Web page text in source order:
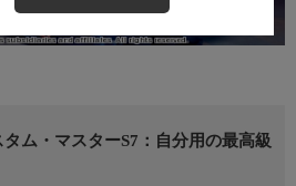
タム・マスターS7：自分用の最高級